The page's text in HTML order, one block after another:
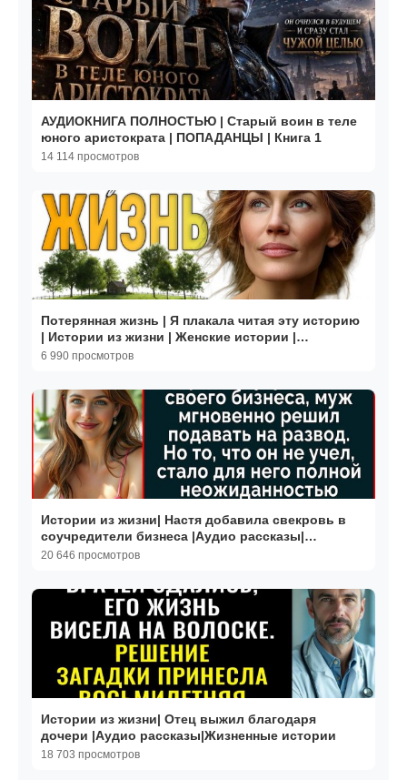
АУДИОКНИГА ПОЛНОСТЬЮ | Старый воин в теле
юного аристократа | ПОПАДАНЦЫ | Книга 1
14 114 просмотров
Потерянная жизнь | Я плакала читая эту историю
| Истории из жизни | Женские истории |
Аудиорассказ
6 990 просмотров
Истории из жизни| Настя добавила свекровь в
соучредители бизнеса |Аудио рассказы|
Жизненные истории
20 646 просмотров
Истории из жизни| Отец выжил благодаря
дочери |Аудио рассказы|Жизненные истории
18 703 просмотров